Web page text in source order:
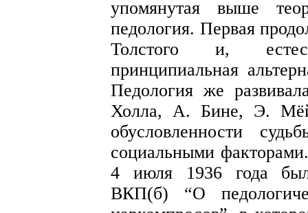
упомянутая выше
педология. Первая
Толстого и,
принципиальная
Педология же
Холла, А. Бине, Э.
обусловленности
социальными
4 июля 1936 года
ВКП(б) “О